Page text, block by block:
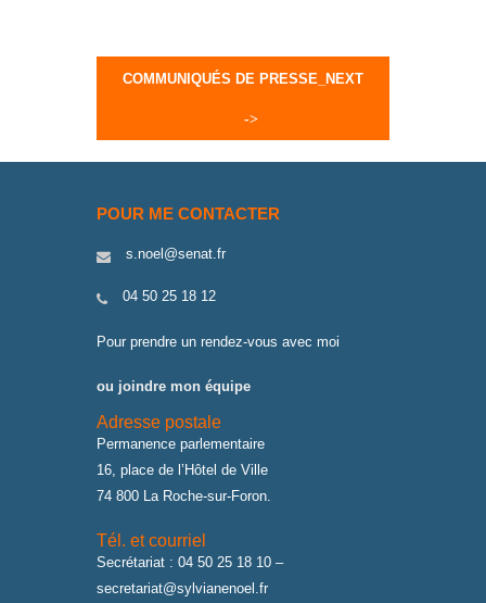
COMMUNIQUÉS DE PRESSE_NEXT
POUR ME CONTACTER
s.noel@senat.fr
04 50 25 18 12
Pour prendre un rendez-vous avec moi
ou joindre mon équipe
Adresse postale
Permanence parlementaire
16, place de l’Hôtel de Ville
74 800 La Roche-sur-Foron.
Tél. et courriel
Secrétariat : 04 50 25 18 10 –
secretariat@sylvianenoel.fr